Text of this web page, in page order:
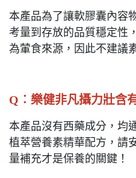
本產品為了讓軟膠囊內容
考量到存放的品質穩定性
為葷食來源，因此不建議
Q︰ 樂健非凡攝力壯含
本產品沒有西藥成分，均
植萃營養素精華配方，請
量補充才是保養的關鍵！